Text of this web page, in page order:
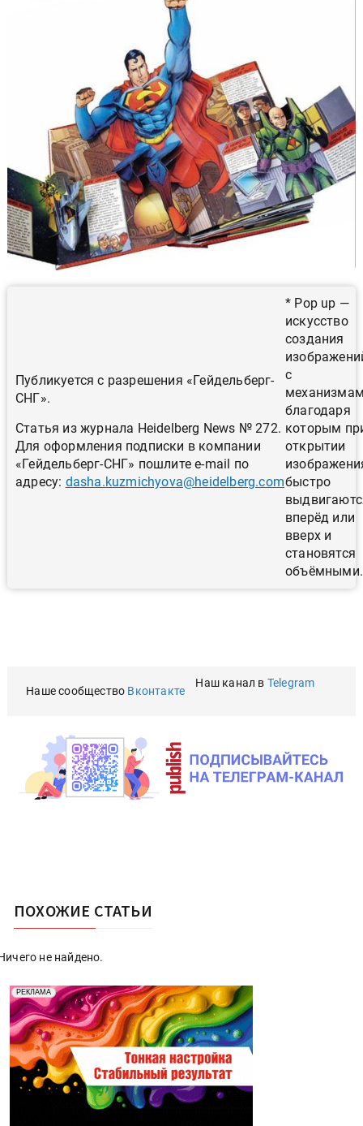
Публикуется с разрешения «Гейдельберг-
СНГ».
Статья из журнала Heidelberg News № 272.
Для оформления подписки в компании
«Гейдельберг-СНГ» пошлите e-mail по
адресу: dasha.kuzmichyova@heidelberg.com
* Pop up —
искусство
создания
с
благодаря
которым
открытии
быстро
вперёд или
вверх и
становятся
объёмными.
Наше сообщество Вконтакте
Наш канал в Telegram
ПОХОЖИЕ СТАТЬИ
не найдено.
РЕКЛАМА
Реклама. Рекламодатель ООО "Передовые Системы
Печати" erid: 2SDnjd2d4Qz